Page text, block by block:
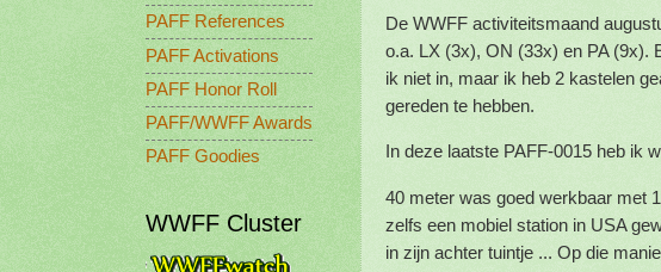
De WWFF activiteitsmaand
o.a. LX (3x), ON (33x) en PA (9x).
ik niet in, maar ik heb 2 kastelen
gereden te hebben.
In deze laatste PAFF-0015 heb ik
40 meter was goed werkbaar met
zelfs een mobiel station in USA
in zijn achter tuintje ... Op die
PAFF References
PAFF Activations
PAFF Honor Roll
PAFF/WWFF Awards
PAFF Goodies
WWFF Cluster